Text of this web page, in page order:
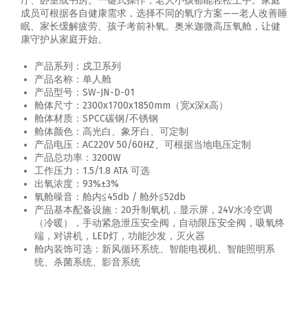
成员可根据各自健康需求，选择不同的氧疗方案——老人改善睡
眠、家长缓解疲劳、孩子考前补氧。奥米迦微高压氧舱，让健
康守护从家庭开始。
产品系列：戍卫系列
产品名称：单人舱
产品型号：SW-JN-D-01
舱体尺寸：2300x1700x1850mm（宽x深x高）
舱体材质：SPCC碳钢/不锈钢
舱体颜色：高光白、象牙白、可定制
产品电压：AC220V 50/60HZ、可根据当地电压定制
产品总功率：3200W
工作压力：1.5/1.8 ATA 可选
出氧浓度：93%±3%
氧舱噪音：舱内≦45db / 舱外≦52db
产品基本配备设施：20升制氧机，显示屏，24V水冷空调
（冷暖），手动紧急泄压安全阀，自动限压安全阀，吸氧终
端，对讲机，LED灯，功能沙发，灭火器
舱内装饰可选：新风循环系统、智能电视机、智能照明系
统、杀菌系统、影音系统